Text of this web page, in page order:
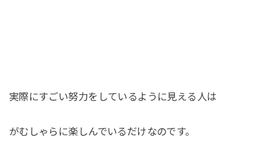
実際にすごい努力をしているように見える人は
がむしゃらに楽しんでいるだけなのです。